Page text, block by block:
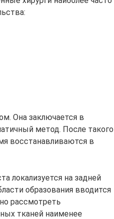
Она заключается в
метод. После такого
восстанавливаются в
локализуется на задней
образования вводится
рассмотреть
тканей наименее